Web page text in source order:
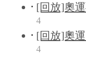
[回放]奧
4
[回放]奧
4